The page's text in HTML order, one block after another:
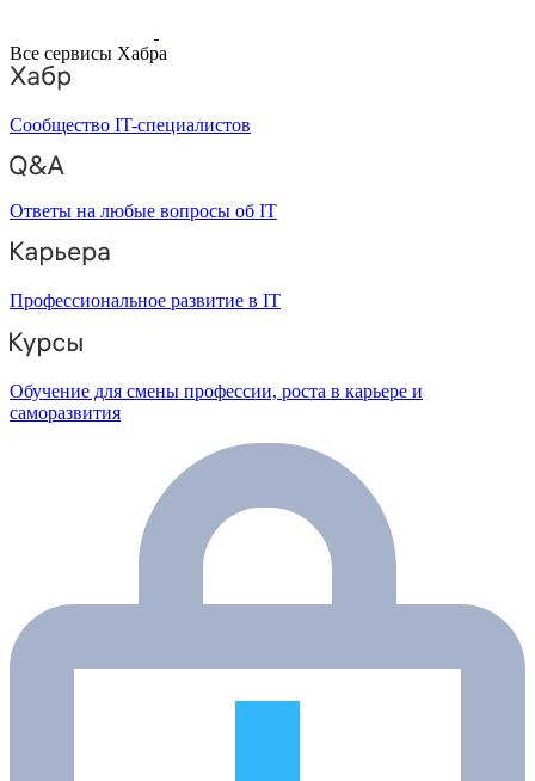
Все сервисы Хабра
Сообщество IT-специалистов
Ответы на любые вопросы об IT
Профессиональное развитие в IT
Обучение для смены профессии, роста в карьере и
саморазвития